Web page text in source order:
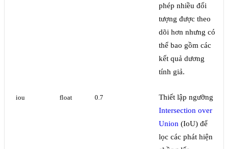
phép nhiều đối
tượng được theo
dõi hơn nhưng có
thể bao gồm các
kết quả dương
tính giả.
iou float 0.7
Thiết lập ngưỡng
Intersection over
Union (IoU) để
lọc các phát hiện